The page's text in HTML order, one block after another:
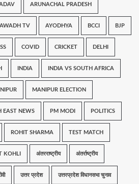
ARUNACHAL PRADESH
AWADH TV AYODHYA BCCI BJP
COVID CRICKET DELHI
INDIA INDIA VS SOUTH AFRICA
MANIPUR ELECTION
EAST NEWS PM MODI POLITICS
ROHIT SHARMA TEST MATCH
KOHLI अंतरराष्ट्रीय अंतर्राष्ट्रीय
उत्तर प्रदेश उत्तरप्रदेश विधानसभा चुनाव